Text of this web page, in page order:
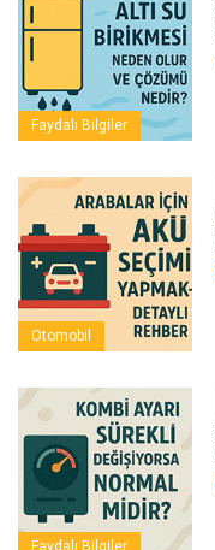
Faydalı Bilgiler
Otomobil
Faydalı Bilgiler